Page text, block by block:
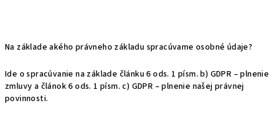
Na základe akého právneho základu spracúvame osobné údaje?
Ide o spracúvanie na základe článku 6 ods. 1 písm. b) GDPR – plnenie
zmluvy a článok 6 ods. 1 písm. c) GDPR – plnenie našej právnej
povinnosti.